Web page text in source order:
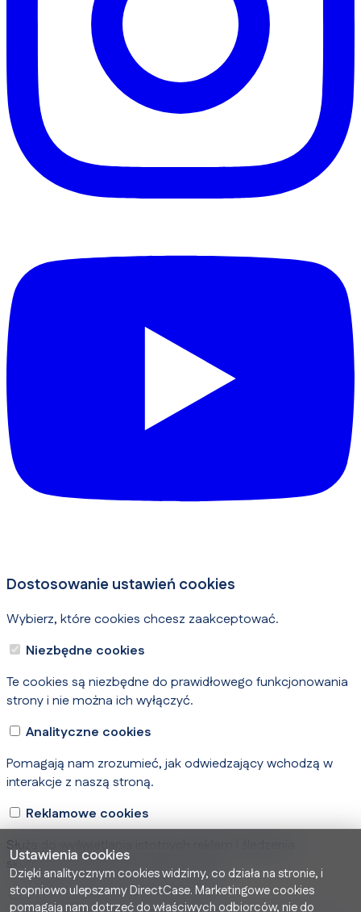
Ustawienia cookies
Dzięki analitycznym cookies widzimy, co działa na stronie, i
stopniowo ulepszamy DirectCase. Marketingowe cookies
pomagają nam dotrzeć do właściwych odbiorców, nie do
Dostosowanie ustawień cookies
Wybierz, które cookies chcesz zaakceptować.
Niezbędne cookies
Te cookies są niezbędne do prawidłowego funkcjonowania
strony i nie można ich wyłączyć.
Analityczne cookies
Pomagają nam zrozumieć, jak odwiedzający wchodzą w
interakcje z naszą stroną.
Reklamowe cookies
Służą do wyświetlania istotnych reklam i śledzenia
skuteczności kampanii reklamowych.
Dane użytkowników do reklam